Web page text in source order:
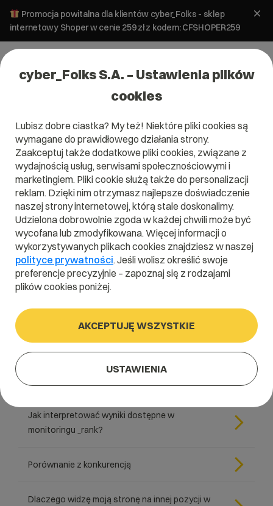
Promocja powitalna dla klientów cyber_Folks - sklep
internetowy Shoper w cenie 259 zł z kodem: CFSHOPER259
>Kategoria pomocy dla:
Aplikacje stron
Sprawy związane z serwerem www, działaniem PHP, MySql,
uruchamianiem i konserwacją stron, dostępem SSH, FTP.
Jak dodać domenę do panelu administratora?
Jakie informacje powinno zawierać zgłoszenie
techniczne ?
>_rank
Jak interpretować wyniki dostępne w
monitoringu _rank?
Porównanie z konkurencją
Dlaczego widzę moją stronę na innej pozycji w
cyber_Folks S.A. – Ustawienia plików
cookies
Lubisz dobre ciastka? My też! Niektóre pliki cookies są
wymagane do prawidłowego działania strony.
Zaakceptuj także dodatkowe pliki cookies, związane z
wydajnością usług, serwisami społecznościowymi i
marketingiem. Pliki cookie służą także do personalizacji
reklam. Dzięki nim otrzymasz najlepsze doświadczenie
naszej strony internetowej, którą stale doskonalimy.
Udzielona dobrowolnie zgoda w każdej chwili może być
wycofana lub zmodyfikowana. Więcej informacji o
wykorzystywanych plikach cookies znajdziesz w naszej
polityce prywatności. Jeśli wolisz określić swoje
preferencje precyzyjnie – zapoznaj się z rodzajami
plików cookies poniżej.
AKCEPTUJĘ WSZYSTKIE
USTAWIENIA